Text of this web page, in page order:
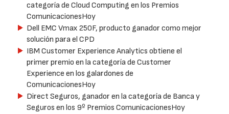
categoría de Cloud Computing en los Premios
ComunicacionesHoy
Dell EMC Vmax 250F, producto ganador como mejor
solución para el CPD
IBM Customer Experience Analytics obtiene el
primer premio en la categoría de Customer
Experience en los galardones de
ComunicacionesHoy
Direct Seguros, ganador en la categoría de Banca y
Seguros en los 9º Premios ComunicacionesHoy